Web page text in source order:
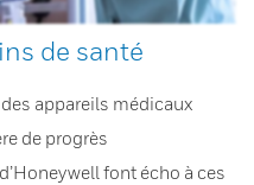
de santé
appareils médicaux
de progrès
font écho à ces